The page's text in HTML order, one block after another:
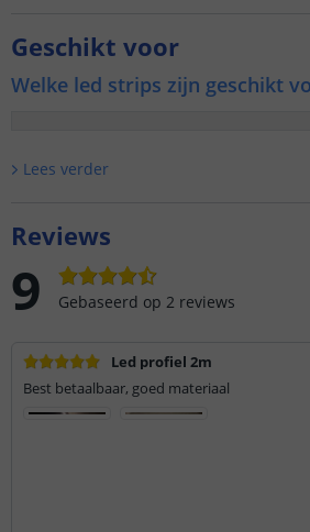
Geschikt voor
Welke led strips zijn geschikt
Lees verder
Reviews
9 Gebaseerd op 2 reviews
Led profiel 2m
Best betaalbaar, goed materiaal